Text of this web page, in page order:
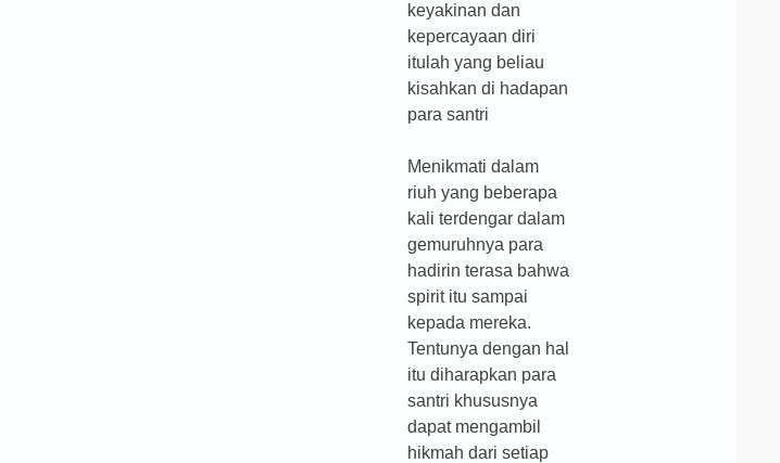
keyakinan dan
kepercayaan diri
itulah yang beliau
kisahkan di hadapan
para santri
Menikmati dalam
riuh yang beberapa
kali terdengar dalam
gemuruhnya para
hadirin terasa bahwa
spirit itu sampai
kepada mereka.
Tentunya dengan hal
itu diharapkan para
santri khususnya
dapat mengambil
hikmah dari setiap